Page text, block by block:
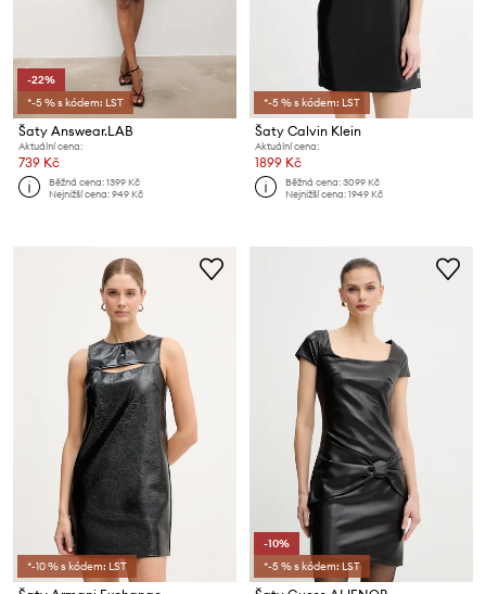
-22%
*-5 % s kódem: LST
Šaty Answear.LAB
Aktuální cena:
739 Kč
Běžná cena:1399 Kč
Nejnižší cena:949 Kč
*-5 % s kódem: LST
Šaty Calvin Klein
Aktuální cena:
1899 Kč
Běžná cena:3099 Kč
Nejnižší cena:1949 Kč
*-10 % s kódem: LST
-10%
*-5 % s kódem: LST